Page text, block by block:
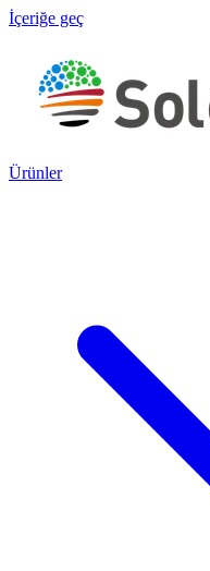
İçeriğe geç
Ürünler